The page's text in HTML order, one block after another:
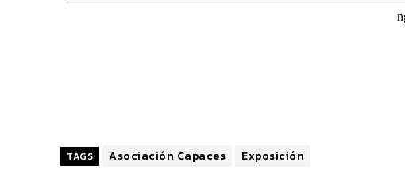
TAGS Asociación Capaces Exposición